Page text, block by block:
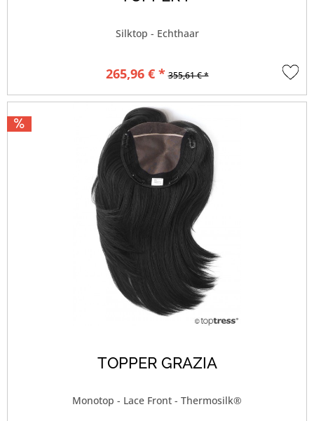
Silktop - Echthaar
265,96 € * 355,61 € *
TOPPER GRAZIA
Monotop - Lace Front - Thermosilk®